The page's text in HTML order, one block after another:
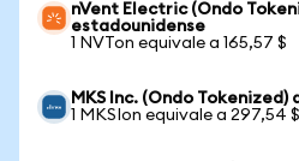
nVent Electric (Ondo
estadounidense
1 NVTon equivale a 165,57 $
MKS Inc. (Ondo
1 MKSIon equivale a 297,54 $